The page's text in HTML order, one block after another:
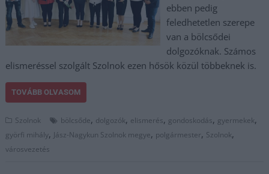
ebben pedig
feledhetetlen szerepe
van a bölcsődei
dolgozóknak. Számos
elismeréssel szolgált Szolnok ezen hősök közül többeknek is.
TOVÁBB OLVASOM
Szolnok bölcsőde, dolgozók, elismerés, gondoskodás, gyermekek,
györfi mihály, Jász-Nagykun Szolnok megye, polgármester, Szolnok,
városvezetés